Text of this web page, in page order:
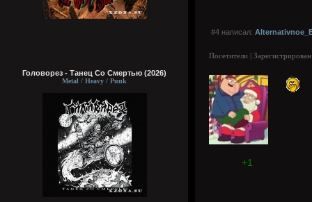
Головорез - Tанец Со Смертью (2026)
Metal / Heavy / Punk
#4 написал:
Посетители |
+1